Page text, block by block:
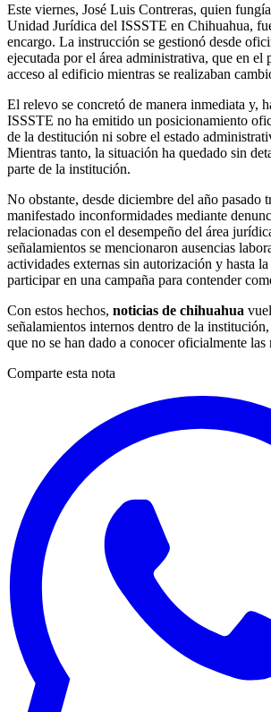
Este viernes, José Luis Contreras, quien
Unidad Jurídica del ISSSTE en Chihuahua,
encargo. La instrucción se gestionó desde
ejecutada por el área administrativa, que en el
acceso al edificio mientras se realizaban
El relevo se concretó de manera inmediata y,
ISSSTE no ha emitido un posicionamiento
de la destitución ni sobre el estado
Mientras tanto, la situación ha quedado sin
parte de la institución.
No obstante, desde diciembre del año pasado
manifestado inconformidades mediante
relacionadas con el desempeño del área
señalamientos se mencionaron ausencias
actividades externas sin autorización y hasta
participar en una campaña para contender
Con estos hechos, noticias de chihuahua
señalamientos internos dentro de la
que no se han dado a conocer oficialmente las
Comparte esta nota